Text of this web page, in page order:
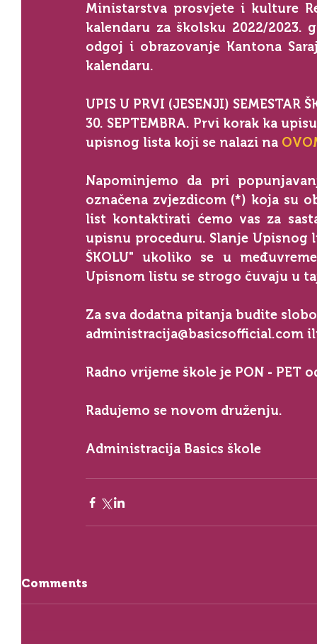
Ministarstva prosvjete i kulture
kalendaru za školsku 2022/2023.
odgoj i obrazovanje Kantona
kalendaru.
UPIS U PRVI (JESENJI) SEMESTAR
30. SEPTEMBRA. Prvi korak ka
upisnog lista koji se nalazi na
Napominjemo da pri
označena zvjezdicom (*) koja su
list kontaktirati ćemo vas za
upisnu proceduru. Slanje Upisnog
ŠKOLU" ukoliko se u
Upisnom listu se strogo čuvaju u
Za sva dodatna pitanja budite
administracija@basicsofficial.com
Radno vrijeme škole je PON - PET
Radujemo se novom druženju.
Administracija Basics škole
Comments